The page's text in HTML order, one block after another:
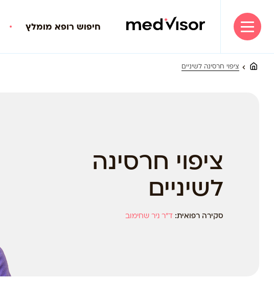
חיפוש רופא מומלץ
ציפוי חרסינה לשיניים
ציפוי חרסינה
לשיניים
סקירה רפואית: ד”ר ניר שחימוב